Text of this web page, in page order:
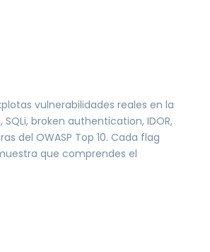
vulnerabilidades reales en la
SQLi, broken authentication, IDOR,
del OWASP Top 10. Cada flag
que comprendes el